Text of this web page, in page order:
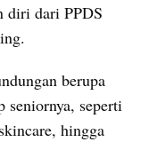
diri dari PPDS
berupa
seniornya, seperti
hingga